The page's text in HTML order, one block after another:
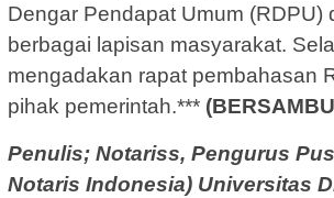
Dengar Pendapat Umum (RDPU)
berbagai lapisan masyarakat.
mengadakan rapat pembahasan
pihak pemerintah.***
Penulis; Notariss, Pengurus
Notaris Indonesia) Universitas